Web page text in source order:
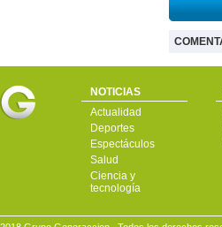
NOTICIAS
Actualidad
Deportes
Espectáculos
Salud
Ciencia y
tecnología